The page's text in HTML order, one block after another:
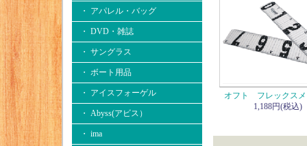
・ アパレル・バッグ
・ DVD・雑誌
・ サングラス
・ ボート用品
・ アイスフォーゲル
・ Abyss(アビス）
・ ima
オフト フレックスメ
1,188円(税込)